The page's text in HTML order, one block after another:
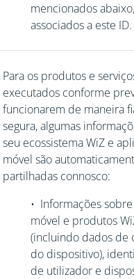
mencionados
associados a este ID.
Para os produtos e
executados conforme
funcionarem de maneira
segura, algumas
seu ecossistema WiZ e
móvel são
partilhadas connosco:
• Informações
móvel e produtos
(incluindo dados de
do dispositivo),
de utilizador e